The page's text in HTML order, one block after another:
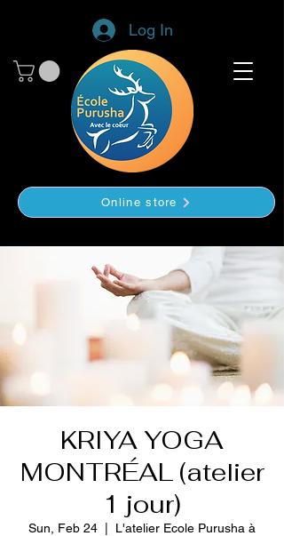
Log In
Online store
KRIYA YOGA
MONTRÉAL (atelier
1 jour)
Sun, Feb 24
L'atelier Ecole Purusha à